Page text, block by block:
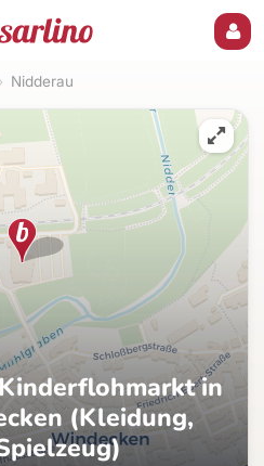
› Nidderau
in
(Kleidung,